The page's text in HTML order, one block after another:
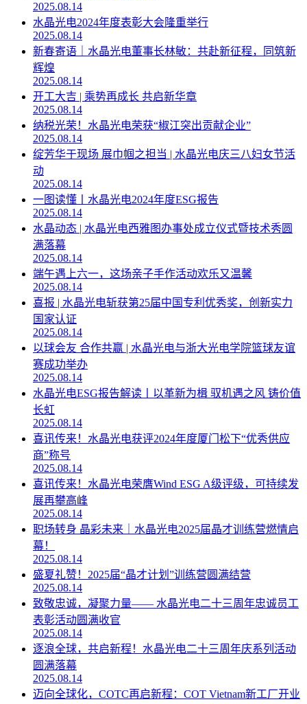
2025.08.14
水晶光电2024年度表彰大会隆重举行
2025.08.14
新春寄语｜水晶光电董事长林敏：共赴新征程，同筑新
辉煌
2025.08.14
开工大吉 | 乘势再成长 共启新华章
2025.08.14
纳税光荣！水晶光电荣获“椒江突出贡献企业”
2025.08.14
绽芳华于现场 展巾帼之担当 | 水晶光电庆三八妇女节活
动
2025.08.14
一图读懂丨水晶光电2024年度ESG报告
2025.08.14
水晶动态 | 水晶光电西雅图办事处成立仪式暨技术秀圆
满落幕
2025.08.14
端午遇上六一，这场亲子手作活动欢乐又温馨
2025.08.14
喜报 | 水晶光电斩获第25届中国专利优秀奖，创新实力
国家认证
2025.08.14
以球会友 合作共赢 | 水晶光电与浙大光电学院篮球友谊
赛成功举办
2025.08.14
水晶光电ESG报告解读丨以革新为楫 驭机遇之风 铸价值
长虹
2025.08.14
喜讯传来！水晶光电获评2024年度厦门松下“优秀供应
商”称号
2025.08.14
喜讯传来！水晶光电荣膺Wind ESG A级评级，可持续发
展再攀高峰
2025.08.14
职场转身 晶彩未来｜水晶光电2025届晶才训练营燃情启
幕！
2025.08.14
盛夏礼赞！2025届“晶才计划”训练营圆满结营
2025.08.14
致敬忠诚，凝聚力量—— 水晶光电二十三周年忠诚员工
表彰活动圆满收官
2025.08.14
逐浪全球，共启新程！水晶光电二十三周年庆系列活动
圆满落幕
2025.08.14
迈向全球化，COTC再启新程：COT Vietnam新工厂开业